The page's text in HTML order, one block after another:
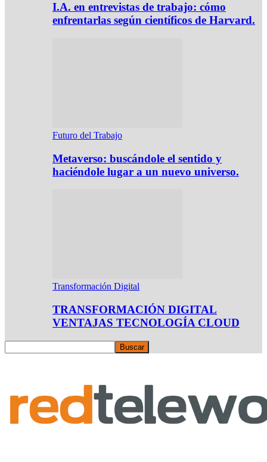
I.A. en entrevistas de trabajo: cómo
enfrentarlas según científicos de Harvard.
Futuro del Trabajo
Metaverso: buscándole el sentido y
haciéndole lugar a un nuevo universo.
Transformación Digital
TRANSFORMACIÓN DIGITAL
VENTAJAS TECNOLOGÍA CLOUD